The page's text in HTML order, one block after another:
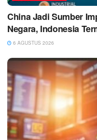
China Jadi Sumber
Negara, Indonesia
6 AGUSTUS 2026